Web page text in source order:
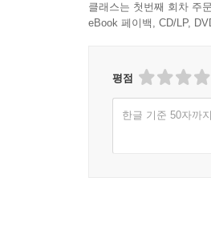
클래스는 첫번째 회차 주
eBook 페이백, CD/LP,
평점
한글 기준 50자까